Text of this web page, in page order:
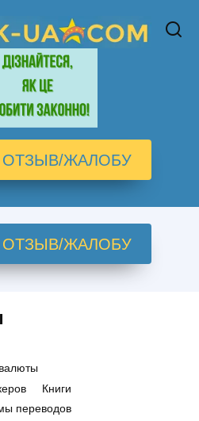
ОТЗЫВ/ЖАЛОБУ
ОТЗЫВ/ЖАЛОБУ
Книги
переводов